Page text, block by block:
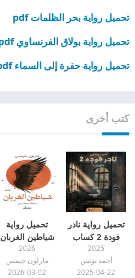
تحميل رواية بحر الظلمات pdf
تحميل رواية بولاق الفرنساوي pdf
تحميل رواية حفرة إلى السماء pdf
كتب أخرى
تحميل رواية نادر
فودة 2 كساب
pdf
2025
أحمد يونس
2025-04-22
تحميل رواية
شياطين الغربان
pdf
2026
مارلون جيمس
2026-03-02